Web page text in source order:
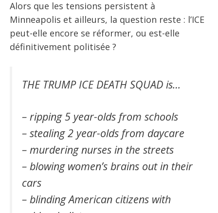
Alors que les tensions persistent à
Minneapolis et ailleurs, la question reste : l’ICE
peut-elle encore se réformer, ou est-elle
définitivement politisée ?
THE TRUMP ICE DEATH SQUAD is…
– ripping 5 year-olds from schools
– stealing 2 year-olds from daycare
– murdering nurses in the streets
– blowing women’s brains out in their
cars
– blinding American citizens with